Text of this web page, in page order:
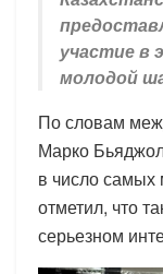
участие
молодой
По словам
Марко
в число самых
отметил, что
серьезном